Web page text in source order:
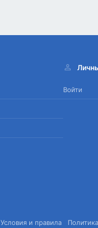
Войти
Условия и правила